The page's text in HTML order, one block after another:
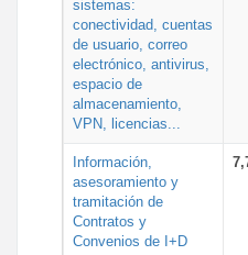
sistemas:
conectividad, cuentas
de usuario, correo
electrónico, antivirus,
espacio de
almacenamiento,
VPN, licencias...
Información,
asesoramiento y
tramitación de
Contratos y
Convenios de I+D